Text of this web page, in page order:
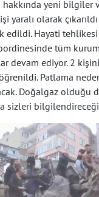
yeni bilgiler
yaralı olarak
edildi. Hayati
tüm
devam ediyor. 2
Patlama
Doğalgaz olduğu
sizleri